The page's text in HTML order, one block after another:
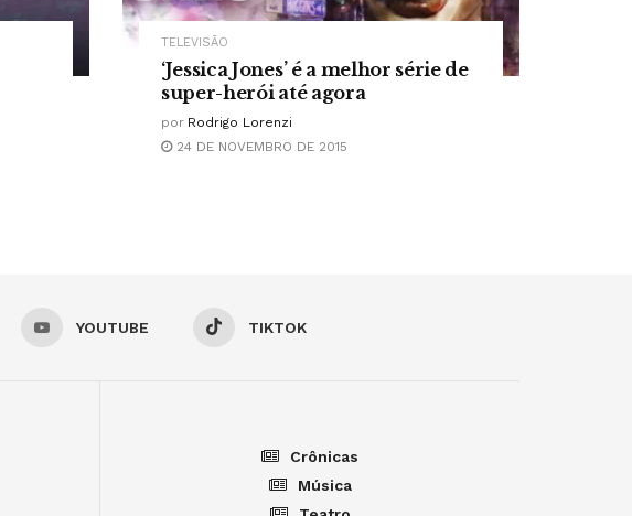
TELEVISÃO
‘Jessica Jones’ é a melhor série de
super-herói até agora
por Rodrigo Lorenzi
24 DE NOVEMBRO DE 2015
YOUTUBE TIKTOK
Crônicas
Música